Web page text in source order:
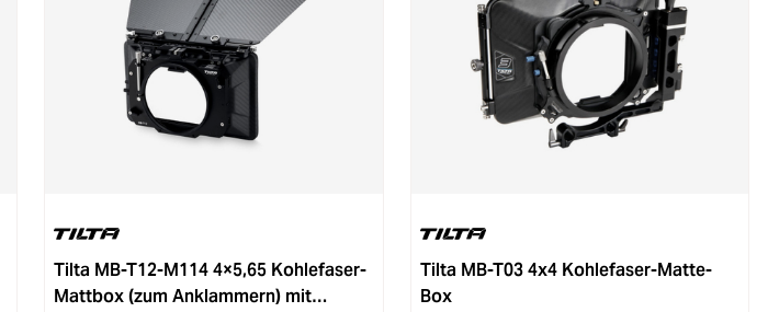
Tilta MB-T12-M114 4×5,65 Kohlefaser-
Mattbox (zum Anklammern) mit
Tilta MB-T03 4x4 Kohlefaser-Matte-
Box